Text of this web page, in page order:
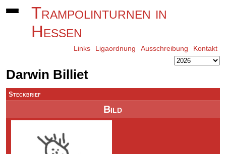
Trampolinturnen in
Hessen
Links Ligaordnung Ausschreibung Kontakt
Darwin Billiet
Bild
Steckbrief